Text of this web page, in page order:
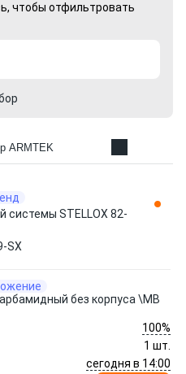
чтобы отфильтровать
ARMTEK
системы STELLOX 82-
SX
без корпуса \MB
100%
1 шт.
сегодня в 14:00